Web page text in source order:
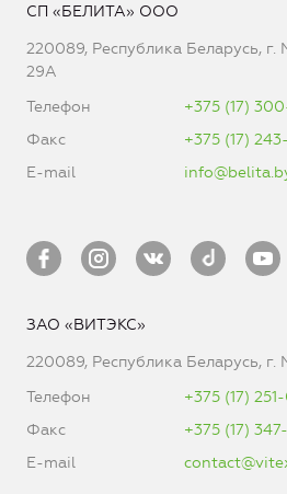
СП «БЕЛИТА» ООО
220089, Республика Беларусь, г.
29А
Телефон
+375 (17)
Факс
+375 (17)
E-mail
ЗАО «ВИТЭКС»
220089, Республика Беларусь,
Телефон
+375 (17) 251-
Факс
+375 (17)
E-mail